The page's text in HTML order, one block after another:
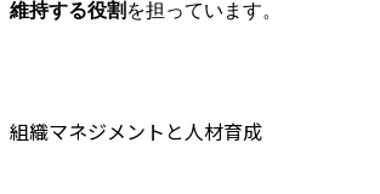
維持する役割 を担っています。
組織マネジメントと人材育成